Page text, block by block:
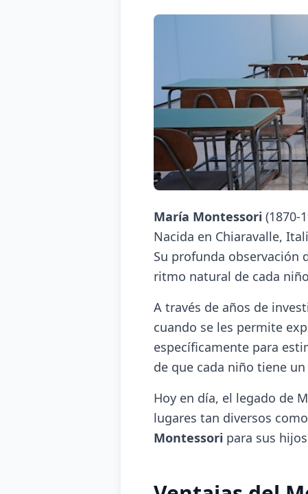
María Montessori (1870-
Nacida en Chiaravalle,
Su profunda observación
ritmo natural de cada
A través de años de
cuando se les permite
específicamente para
de que cada niño tiene
Hoy en día, el legado de
lugares tan diversos como
Montessori para sus